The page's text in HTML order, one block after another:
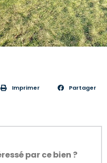
Imprimer Partager
par ce bien ?